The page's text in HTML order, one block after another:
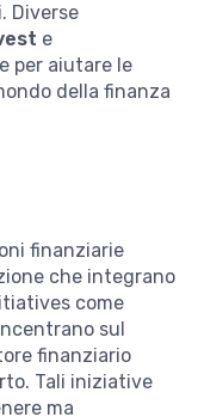
Diverse
e
per aiutare le
della finanza
finanziarie
che integrano
come
sul
finanziario
Tali iniziative
ma